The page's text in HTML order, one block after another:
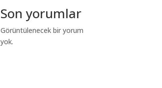
Son yorumlar
Görüntülenecek bir yorum
yok.